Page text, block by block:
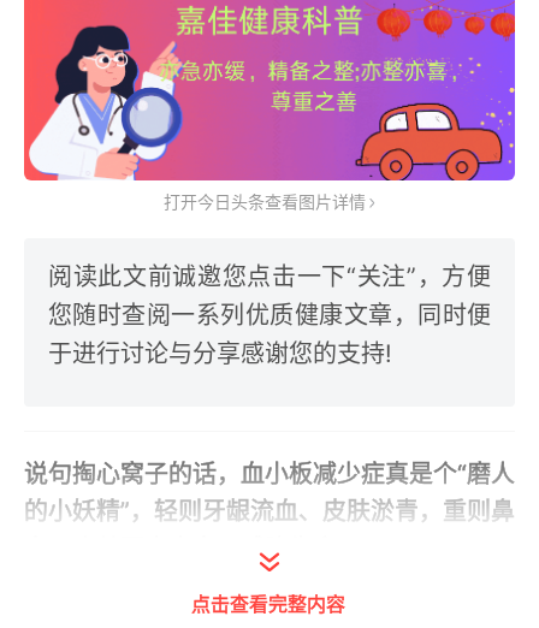
打开今日头条查看图片详情
阅读此文前诚邀您点击一下“关注”，方便
您随时查阅一系列优质健康文章，同时便
于进行讨论与分享感谢您的支持!
说句掏心窝子的话，血小板减少症真是个“磨人
的小妖精”，轻则牙龈流血、皮肤淤青，重则鼻
血不止甚至内出血，威胁生命。
点击查看完整内容